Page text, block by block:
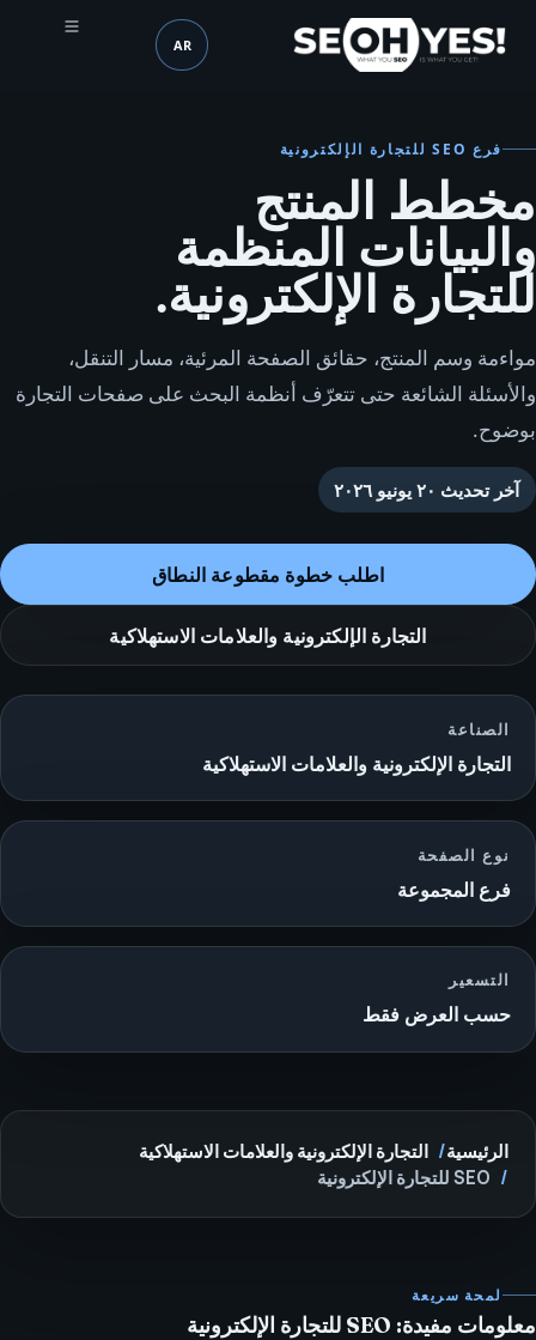
SEOH اللغة (mobile header)
AR
فرع SEO للتجارة الإلكترونية
مخطط المنتج
والبيانات المنظمة
للتجارة الإلكترونية.
مواءمة وسم المنتج، حقائق الصفحة المرئية، مسار التنقل،
والأسئلة الشائعة حتى تتعرّف أنظمة البحث على صفحات التجارة
بوضوح.
آخر تحديث ٢٠ يونيو ٢٠٢٦
اطلب خطوة مقطوعة النطاق
التجارة الإلكترونية والعلامات الاستهلاكية
الصناعة
التجارة الإلكترونية والعلامات الاستهلاكية
نوع الصفحة
فرع المجموعة
التسعير
حسب العرض فقط
الرئيسية
التجارة الإلكترونية والعلامات الاستهلاكية
SEO للتجارة الإلكترونية
لمحة سريعة
معلومات مفيدة: SEO للتجارة الإلكترونية